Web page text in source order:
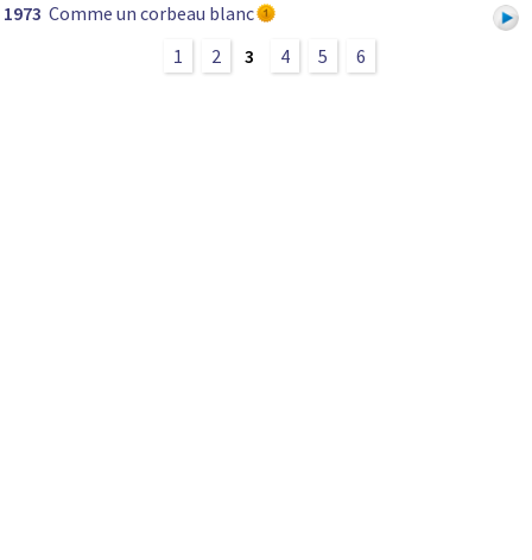
1973 Comme un corbeau blanc
1
2 3 4 5 6